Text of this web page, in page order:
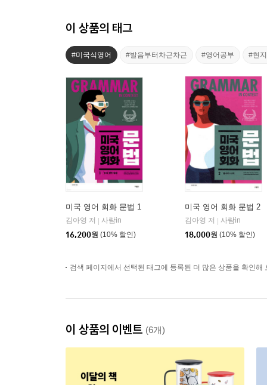
이 상품의 태그
#미국식영어 #발음부터차근차근 #영어공부 #현
미국 영어 회화 문법 1
김아영 저
사람in
16,200원 (10% 할인)
미국 영어 회화 문법 2
김아영 저
사람in
18,000원 (10% 할인)
검색 페이지에서 선택된 태그에 등록된 더 많은 상품을 확인해
이 상품의 이벤트 (6개)